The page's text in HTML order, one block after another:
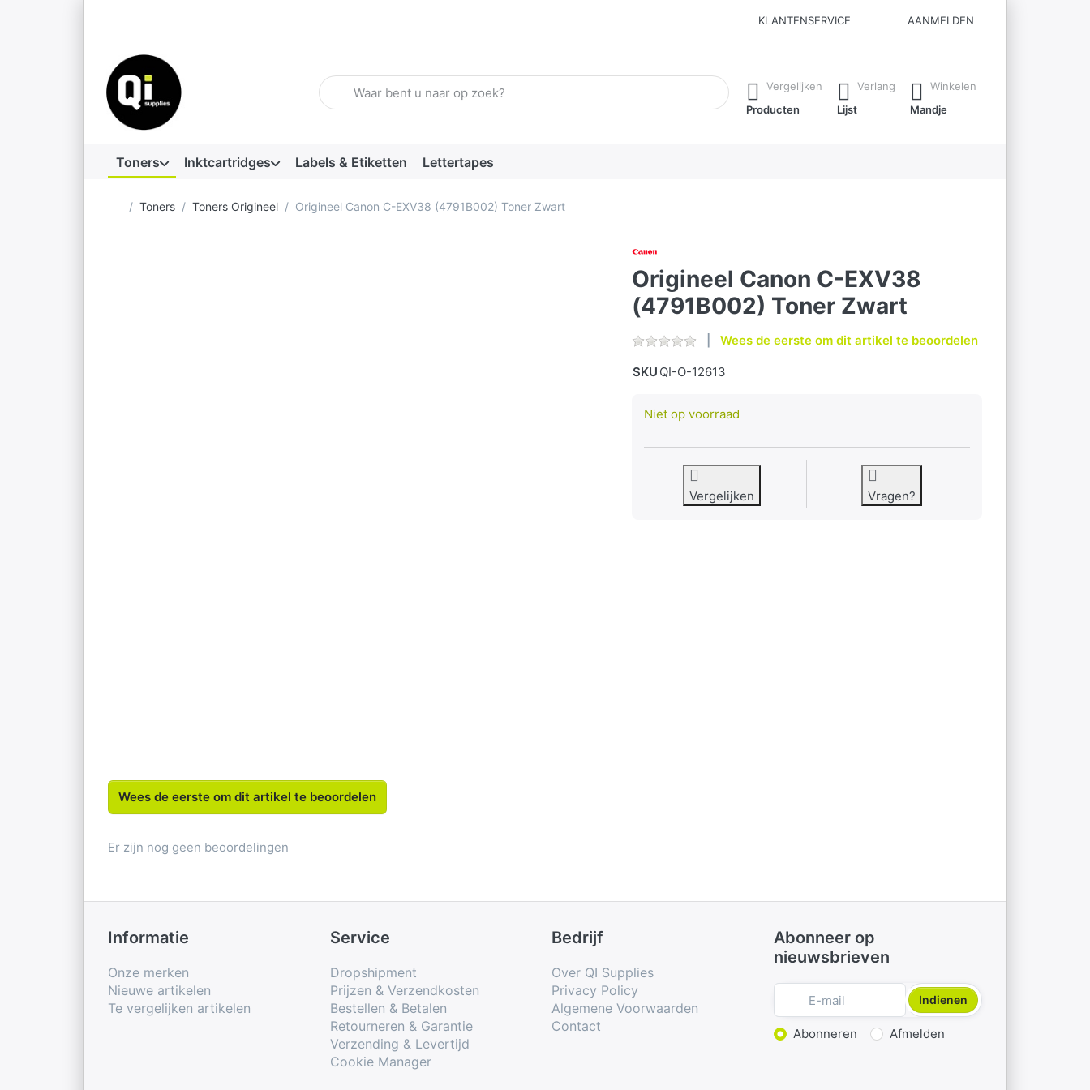
KLANTENSERVICE AANMELDEN
Voer een zoekterm in. De eerste resultaten verschijnen automatisch terwijl je typt. Druk op de Enter-toets om alle resultaten op te
Vergelijken
Producten
Verlang
Lijst
Winkelen
Mandje
Toners Inktcartridges Labels & Etiketten Lettertapes
Startpagina
Toners Toners Origineel Origineel Canon C-EXV38 (4791B002) Toner Zwart
Origineel Canon C-EXV38
(4791B002) Toner Zwart
Wees de eerste om dit artikel te beoordelen
SKU QI-O-12613
Niet op voorraad
Vergelijken Vragen?
Wees de eerste om dit artikel te beoordelen
Er zijn nog geen beoordelingen
Informatie
Onze merken
Nieuwe artikelen
Te vergelijken artikelen
Service
Dropshipment
Prijzen & Verzendkosten
Bestellen & Betalen
Retourneren & Garantie
Verzending & Levertijd
Cookie Manager
Bedrijf
Over QI Supplies
Privacy Policy
Algemene Voorwaarden
Contact
Abonneer op
nieuwsbrieven
Indienen
Actie kiezen
Abonneren Afmelden